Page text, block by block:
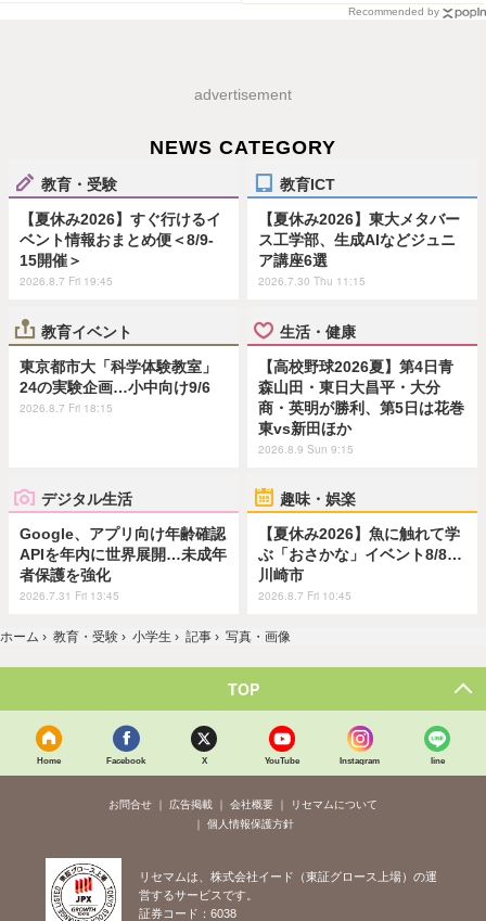
Recommended by
advertisement
NEWS CATEGORY
教育・受験
【夏休み2026】すぐ行けるイ
ベント情報おまとめ便＜8/9-
15開催＞
2026.8.7 Fri 19:45
教育ICT
【夏休み2026】東大メタバー
ス工学部、生成AIなどジュニ
ア講座6選
2026.7.30 Thu 11:15
教育イベント
東京都市大「科学体験教室」
24の実験企画…小中向け9/6
2026.8.7 Fri 18:15
生活・健康
【高校野球2026夏】第4日青
森山田・東日大昌平・大分
商・英明が勝利、第5日は花巻
東vs新田ほか
2026.8.9 Sun 9:15
デジタル生活
Google、アプリ向け年齢確認
APIを年内に世界展開…未成年
者保護を強化
2026.7.31 Fri 13:45
趣味・娯楽
【夏休み2026】魚に触れて学
ぶ「おさかな」イベント8/8…
川崎市
2026.8.7 Fri 10:45
ホーム › 教育・受験 › 小学生 › 記事 › 写真・画像
TOP
Home Facebook X YouTube Instagram line
お問合せ 広告掲載 会社概要
リセマムについて
個人情報保護方針
リセマムは、株式会社イード（東証グロース上場）の運
営するサービスです。
証券コード：6038